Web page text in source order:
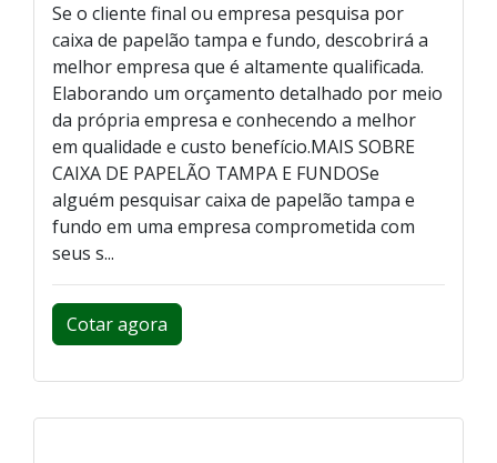
Se o cliente final ou empresa pesquisa por
caixa de papelão tampa e fundo, descobrirá a
melhor empresa que é altamente qualificada.
Elaborando um orçamento detalhado por meio
da própria empresa e conhecendo a melhor
em qualidade e custo benefício.MAIS SOBRE
CAIXA DE PAPELÃO TAMPA E FUNDOSe
alguém pesquisar caixa de papelão tampa e
fundo em uma empresa comprometida com
seus s...
Cotar agora